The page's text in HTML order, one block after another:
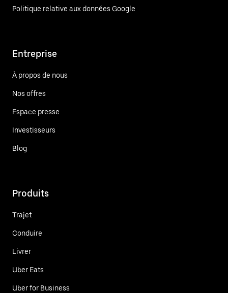
Politique relative aux données Google
Entreprise
À propos de nous
Nos offres
Espace presse
Investisseurs
Blog
Produits
Trajet
Conduire
Livrer
Uber Eats
Uber for Business